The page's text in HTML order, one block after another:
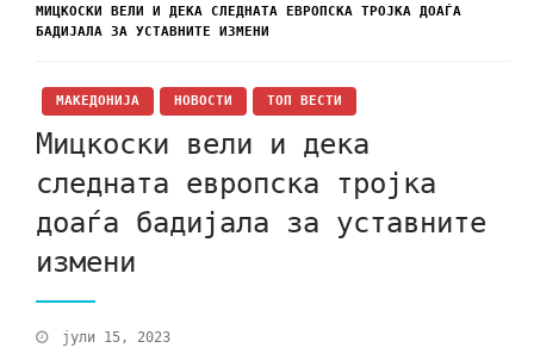
МИЦКОСКИ ВЕЛИ И ДЕКА СЛЕДНАТА ЕВРОПСКА ТРОЈКА ДОАЃА
БАДИЈАЛА ЗА УСТАВНИТЕ ИЗМЕНИ
МАКЕДОНИЈА НОВОСТИ ТОП ВЕСТИ
Мицкоски вели и дека
следната европска тројка
доаѓа бадијала за уставните
измени
јули 15, 2023